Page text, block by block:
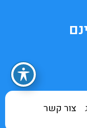
צור קשר